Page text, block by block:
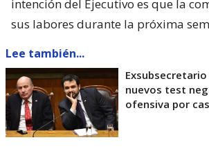
intención del Ejecutivo es que la
sus labores durante la próxima
Lee también...
nuevos test
ofensiva por